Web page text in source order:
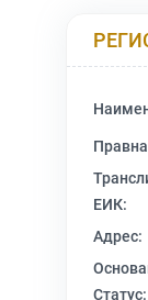
ЕИК:
Адрес:
Статус: